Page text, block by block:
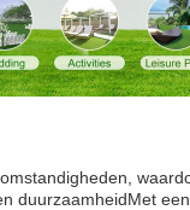
duurzaamheidMet